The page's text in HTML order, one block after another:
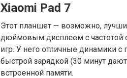
Xiaomi Pad 7
Этот планшет — возможно,
дюймовым дисплеем с частотой
игр. У него отличные динамики с
быстрой зарядкой (30 минут
встроенной памяти.